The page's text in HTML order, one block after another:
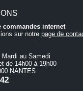
commandes internet
sur notre page de
au Samedi
de 14h00 à 19h00
NANTES